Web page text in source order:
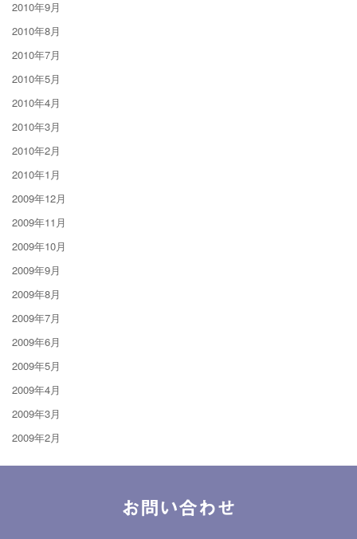
2010年9月
2010年8月
2010年7月
2010年5月
2010年4月
2010年3月
2010年2月
2010年1月
2009年12月
2009年11月
2009年10月
2009年9月
2009年8月
2009年7月
2009年6月
2009年5月
2009年4月
2009年3月
2009年2月
お問い合わせ